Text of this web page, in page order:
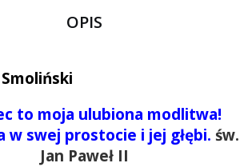
OPIS
to moja ulubiona modlitwa!
w swej prostocie i jej głębi. św.
Jan Paweł II